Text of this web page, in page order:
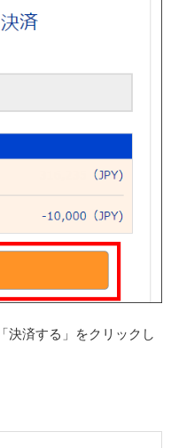
決済する」をクリックし